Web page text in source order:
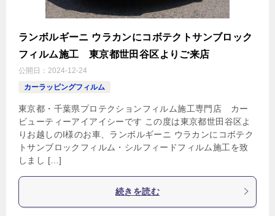
ランボルギーニ ウラカンにコボテクトサンブロック
フィルム施工 東京都世田谷区よりご来店
公開日： 2024-12-24
カーラッピングフィルム
東京都・千葉県プロテクションフィルム施工専門店 カー
ビューティーアイアイシーです この度は東京都世田谷区よ
りお越しのI様のお車、ランボルギーニ ウラカンにコボテク
トサンブロックフィルム・シルフィードフィルム施工を致
しまし […]
続きを読む